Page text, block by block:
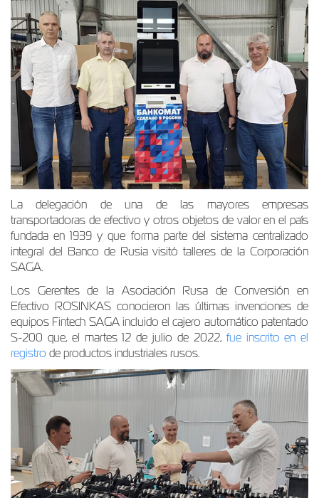
La delegación de una de las mayores empresas
transportadoras de efectivo y otros objetos de valor en el país
fundada en 1939 y que forma parte del sistema centralizado
integral del Banco de Rusia visitó talleres de la Corporación
SAGA.
Los Gerentes de la Asociación Rusa de Conversión en
Efectivo ROSINKAS conocieron las últimas invenciones de
equipos Fintech SAGA incluido el cajero automático patentado
S-200 que, el martes 12 de julio de 2022,fue inscrito en el
registro de productos industriales rusos.